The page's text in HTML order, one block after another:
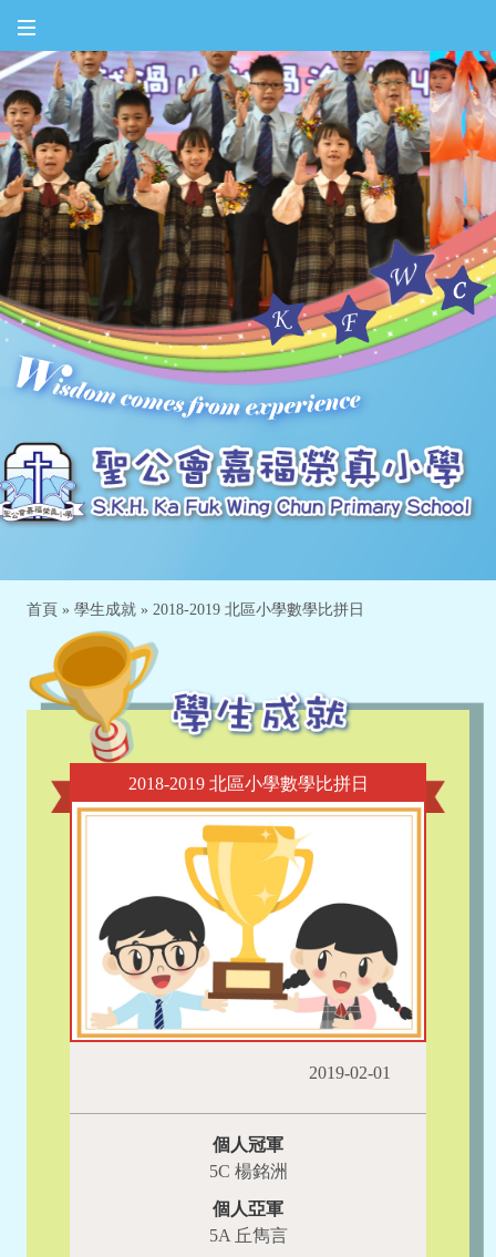
首頁 » 學生成就 » 2018-2019 北區小學數學比拼日
2018-2019 北區小學數學比拼日
2019-02-01
個人冠軍
5C 楊銘洲
個人亞軍
5A 丘雋言